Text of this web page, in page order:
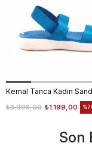
₺1.199,00
₺3.998,00
Son